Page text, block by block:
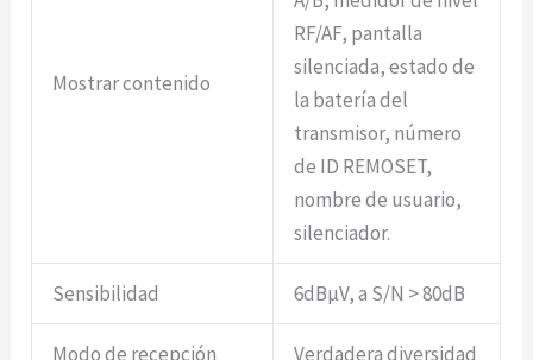
Mostrar contenido
RF/AF, pantalla
silenciada, estado de
la batería del
transmisor, número
de ID REMOSET,
nombre de usuario,
silenciador.
Sensibilidad 6dBμV, a S/N > 80dB
Modo de recepción Verdadera diversidad